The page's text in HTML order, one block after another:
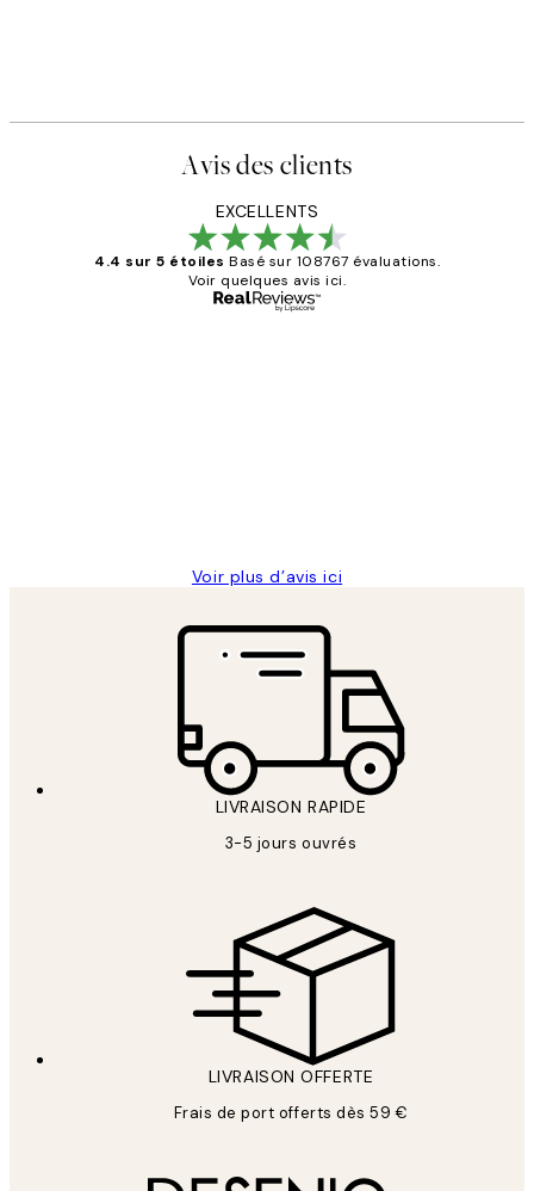
Avis des clients
EXCELLENTS
4.4 sur 5 étoiles Basé sur 108767 évaluations.
Voir quelques avis ici.
Voir plus d’avis ici
LIVRAISON RAPIDE
3-5 jours ouvrés
LIVRAISON OFFERTE
Frais de port offerts dès 59 €